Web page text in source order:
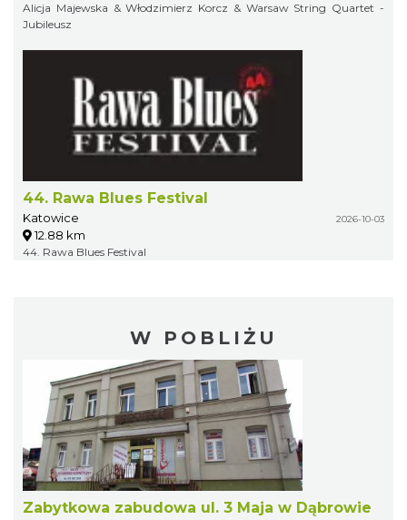
Alicja Majewska & Włodzimierz Korcz & Warsaw String Quartet -
Jubileusz
44. Rawa Blues Festival
Katowice 2026-10-03
12.88 km
44. Rawa Blues Festival
W POBLIŻU
Zabytkowa zabudowa ul. 3 Maja w Dąbrowie